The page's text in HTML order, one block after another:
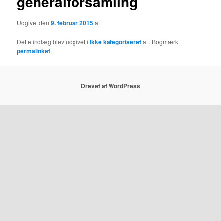
Udgivet den9. februar 2015af
Dette indlæg blev udgivet iIkke kategoriseretaf . Bogmærk
permalinket.
Drevet af WordPress